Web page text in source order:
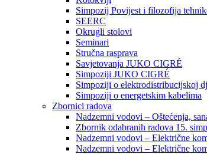
Simpozij Povijest i filozofija
SEERC
Okrugli stolovi
Seminari​
Stručna rasprava​
Savjetovanja JUKO CIGRÉ
Simpoziji JUKO CIGRÉ
Simpoziji o elektrodistribucijskoj
Simpoziji o energetskim kabelima
Zbornici radova
Nadzemni vodovi – Oštećenja,
Zbornik odabranih radova 15.
Nadzemni vodovi – Električne
Nadzemni vodovi – Električne